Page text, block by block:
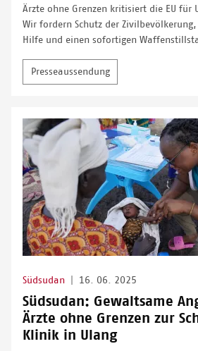
Ärzte ohne Grenzen kritisiert die EU für
Wir fordern Schutz der
Hilfe und einen sofortigen
Presseaussendung
Südsudan 16. 06. 2025
Südsudan: Gewaltsame
Ärzte ohne Grenzen zur
Klinik in Ulang